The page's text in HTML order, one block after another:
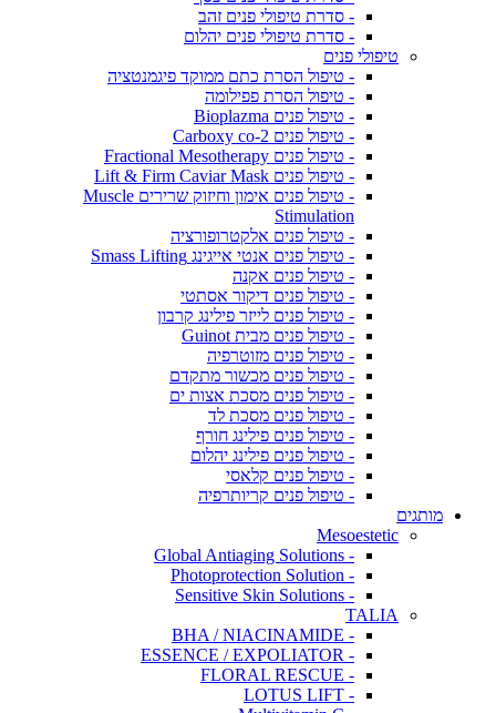
- סדרת טיפולי פנים זהב
- סדרת טיפולי פנים יהלום
טיפולי פנים
- טיפול הסרת כתם ממוקד פיגמנטציה
- טיפול הסרת פפילומה
- טיפול פנים Bioplazma
- טיפול פנים Carboxy co-2
- טיפול פנים Fractional Mesotherapy
- טיפול פנים Lift & Firm Caviar Mask
- טיפול פנים אימון וחיזוק שרירים Muscle
Stimulation
- טיפול פנים אלקטרופורציה
- טיפול פנים אנטי אייגינג Smass Lifting
- טיפול פנים אקנה
- טיפול פנים דיקור אסתטי
- טיפול פנים לייזר פילינג קרבון
- טיפול פנים מבית Guinot
- טיפול פנים מזוטרפיה
- טיפול פנים מכשור מתקדם
- טיפול פנים מסכת אצות ים
- טיפול פנים מסכת לד
- טיפול פנים פילינג חורף
- טיפול פנים פילינג יהלום
- טיפול פנים קלאסי
- טיפול פנים קריותרפיה
מותגים
Mesoestetic
- Global Antiaging Solutions
- Photoprotection Solution
- Sensitive Skin Solutions
TALIA
- BHA / NIACINAMIDE
- ESSENCE / EXPOLIATOR
- FLORAL RESCUE
- LOTUS LIFT